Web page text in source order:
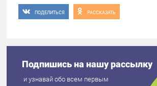
ПОДЕЛИТЬСЯ РАССКАЗАТЬ
Подпишись на нашу рассылку
и узнавай обо всем первым